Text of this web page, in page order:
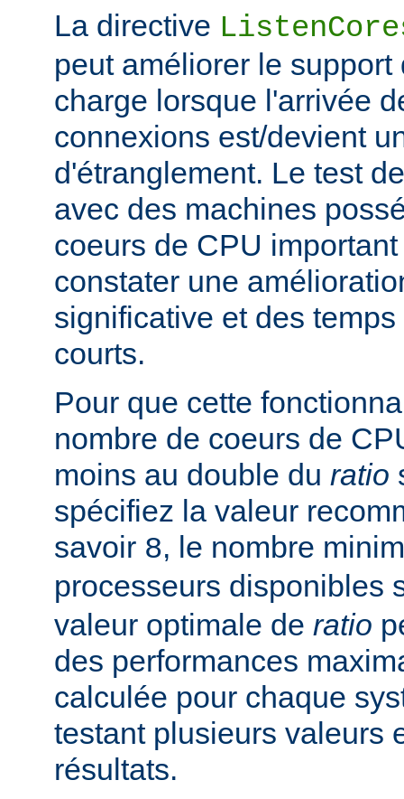
La directive
peut améliorer le
charge lorsque l'arrivée
connexions est/devient
d'étranglement. Le test
avec des machines
coeurs de CPU
constater une
significative et des
courts.
Pour que cette
nombre de coeurs de
moins au double du ratio
spécifiez la valeur
savoir 8, le nombre
processeurs disponibles
valeur optimale de ratio
des performances
calculée pour chaque
testant plusieurs valeurs
résultats.